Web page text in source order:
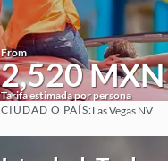
From
2,520 MXN
Tarifa estimada por persona
See
CIUDAD O PAÍS:Las Vegas NV